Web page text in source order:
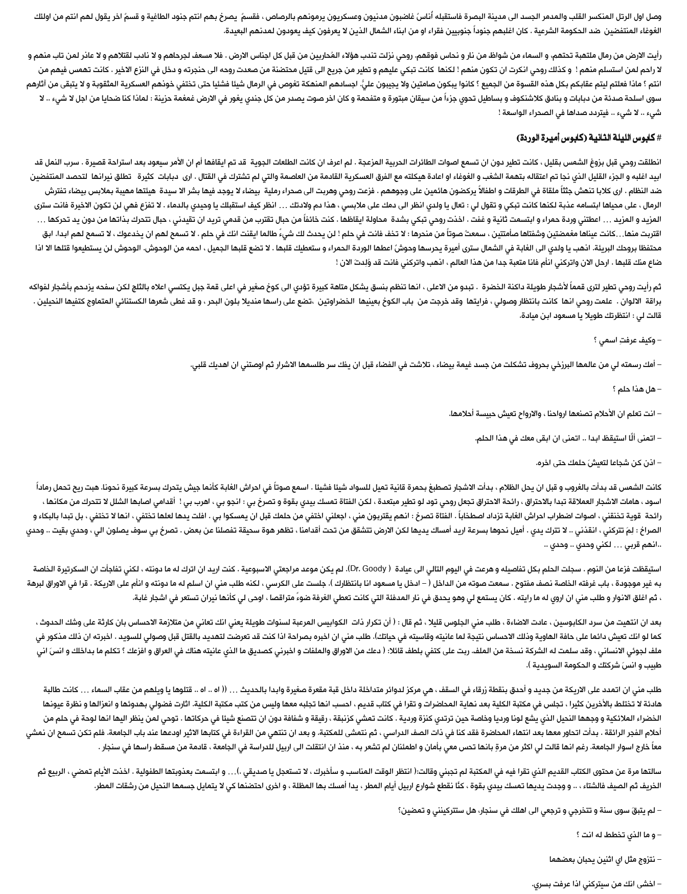
وصل اول الرتل المنكسر القلب والمدمر الجسد الى مدينة البصرة فاستقبله أُناسٌ غاضبون مدنيون وعسكريون يرمونهم بالرصاص ، فقسمٌ يصرخ بهم انتم جنود الطاغية و قسمٌ اخر يقول لهم انتم من اولئك
الغوغاء المنتفضين ضد الحكومة الشرعية . كان اغلبهم جنوداً جنوبيين فقراء او من ابناء الشمال الذين لا يعرفون كيف يعودون لمدنهم البعيدة.
رأيت الارض من رمال ملتهبة تحتهم، و السماء من شواظ من نار و نحاس فوقهم. روحي نزلت تندب هؤلاء المُحاربين من قبل كل اجناس الارض . فلا مسعف لجرحاهم و لا نادب لقتلاهم و لا عاذر لمن تاب منهم و
لا راحم لمن استسلم منهم ! و كذلك روحي انكرت ان تكون منهم ! لكنها كانت تبكي عليهم و تطير من جريح الى قتيل محتضنة من صعدت روحه الى حنجرته و دخل في النزع الاخير . كانت تهمس فيهم من
انتم ؟ ماذا فعلتم ليتم عقابكم بكل هذه القسوة من الجميع ؟ كانوا يبكون صامتين ولا يجيبون عليّ. اجسادهم المنهكة تغوص في الرمال شيئا فشئياً حتى تختفي خوذهم العسكرية المثقوبة و لا يتبقى من آثارهم
سوى اسلحة صدئة من دبابات و بنادق كلاشنكوف و بساطيل تحوي جزءاً من سيقان مبتورة و متفحمة و كان اخر صوت يصدر من كل جندي يغور في الارض غمغمة حزينة : لماذا كنا ضحايا من اجل لا شيء .. لا
شيء .. لا شيء .. فيتردد صداها في الصحراء الواسعة !
كابوس الليلة الثانية (كابوس أميرة الوردة)#
انطلقت روحي قبل بزوغ الشمس بقليل ، كانت تطير دون ان تسمع اصوات الطائرات الحربية المزعجة . لم اعرف ان كانت الطلعات الجوية قد تم ايقافها أم ان الأمر سيعود بعد استراحة قصيرة . سرب النمل قد
ابيد اغلبه و الجزء القليل الذي نجا تم اعتقاله بتهمة الشغب و الغوغاء او اعادة هيكلته مع الفرق العسكرية القادمة من العاصمة والتي لم تشترك في القتال . ارى دبابات كثيرة تطلق نيرانها لتحصد المنتفضين
ضد النظام . ارى كلابا تنهش جثثاً ملقاة في الطرقات و اطفالاً يركضون هائمين على وجوههم . فزعت روحي وهربت الى صحراء رملية بيضاء لا يوجد فيها بشر الا سيدة هيئتها مهيبة بملابس بيضاء تفترش
الرمال ، على محياها ابتسامه عذبة لكنها كانت تبكي و تقول لي : تعال يا ولدي انظر الى دمك على ملابسي ، هذا دم ولادتك … انظر كيف استقبلك يا وحيدي بالدماء . لا تفزع فهي لن تكون الاخيرة فانت سترى
المزيد و المزيد … اعطتني وردة حمراء و ابتسمت ثانية و غفت . اخذت روحي تبكي بشدة محاولة ايقاظها . كنت خائفاً من حبال تقترب من قدمي تريد ان تقيدني ، حبال تتحرك بذاتها من دون يد تحركها …
اقتربت منها…كانت عيناها مغمضتين وشفتاها صأمتتين ، سمعتُ صوتاً من منحرها : لا تخف فانت في حلم ! لن يحدث لك شيءٌ طالما ايقنت انك في حلم . لا تسمح لهم ان يخدعوك ، لا تسمح لهم ابدا. ابق
محتفظا بروحك البريئة. اذهب يا ولدي الى الغابة في الشمال سترى أميرة يحرسها وحوشٌ اعطها الوردة الحمراء و ستعطيك قلبها . لا تضع قلبها الجميل ، احمه من الوحوش. الوحوش لن يستطيعوا قتلها الا اذا
ضاع منك قلبها . ارحل الان واتركني انأم فانا متعبة جدا من هذا العالم ، اذهب واتركني فانت قد وُلِدتَ الان !
ثم رأيت روحي تطير لترى قمماً لأشجارٍ طويلة داكنة الخضرة . تبدو من الاعلى ، انها تنظم بنسق يشكل متاهة كبيرة تؤدي الى كوخ صغير في اعلى قمة جبل يكتسي اعلاه بالثلج لكن سفحه يزدحم بأشجار لفواكه
براقة الالوان . علمت روحي انها كانت بانتظار وصولي ، فرايتها وقد خرجت من باب الكوخ بعينيها الخضراوتين ،تضع على راسها منديلا بلون البحر ، و قد غطى شعرها الكستنائي المتماوج كتفيها النحيلين .
قالت لي : انتظرتك طويلا يا مسعود ابن ميادة.
– وكيف عرفتِ اسمي ؟
– أمك رسمته لي من عالمها البرزخي بحروف تشكلت من جسد غيمة بيضاء ، تلاشت في الفضاء قبل ان يفك سر طلسمها الاشرار ثم اوصتني ان اهديك قلبي.
– هل هذا حلم ؟
– انت تعلم ان الأحلام تصنعها ارواحنا ، والارواح تعيش حبيسة أحلامها.
– اتمنى ألّا استيقظ ابدا .. اتمنى ان ابقى معكِ في هذا الحلم.
– اذن كن شجاعا لتعيشَ حلمك حتى اخره.
كانت الشمس قد بدأت بالغروب و قبل ان يحل الظلام ، بدأت الاشجار تصطبغ بحمرة قانية تميل للسواد شيئا فشيئا . اسمع صوتاً في احراش الغابة كأنما جيش يتحرك بسرعة كبيرة نحونا. هبت ريح تحمل رماداً
اسود ، هامات الاشجار العملاقة تبدا بالاحتراق ، رائحة الاحتراق تجعل روحي تود لو تطير مبتعدة ، لكن الفتاة تمسك بيدي بقوة و تصرخ بي : انجو بي ، اهرب بي ! أقدامي اصابها الشلل لا تتحرك من مكانها ،
رائحة قوية تخنقني ، اصوات اضطراب احراش الغابة تزداد اصطخاباً . الفتاة تصرخ : انهم يقتربون مني ، اجعلني اختفي من حلمك قبل ان يمسكوا بي . افلت يدها لعلها تختفي ، انها لا تختفي ، بل تبدا بالبكاء و
الصراخ : لِمَ تتركني ، انقذني .. لا تترك يدي . أميل نحوها بسرعة اريد أمساك يديها لكن الارض تتشقق من تحت أقدامنا ، تظهر هوة سحيقة تفصلنا عن بعض . تصرخ بي سوف يصلون الي ، وحدي بقيت .. وحدي
..انهم قربي … لكني وحدي .. وحدي ..
استيقظت فزعا من النوم . سجلت الحلم بكل تفاصيله و هرعت في اليوم التالي الى عيادة ( Dr. Goody). لم يكن موعد مراجعتي الاسبوعية . كنت اريد ان اترك له ما دونته ، لكني تفاجأت ان السكرتيرة الخاصة
به غير موجودة ، باب غرفته الخاصة نصف مفتوح . سمعت صوته من الداخل ( – ادخل يا مسعود انا بانتظارك ). جلست على الكرسي ، لكنه طلب مني ان اسلم له ما دونته و انأم على الاريكة . قرا في الاوراق لبرهة
، ثم اغلق الانوار و طلب مني ان اروي له ما رايته . كان يستمع لي وهو يحدق في نار المدفئة التي كانت تعطي الغرفة ضوءً متراقصا ، اوحى لي كأنها نيران تستعر في اشجار غابة.
بعد ان انتهيت من سرد الكابوسين ، عادت الاضاءة ، طلب مني الجلوس قليلا ، ثم قال : ( أن تكرار ذات الكوابيس المرعبة لسنوات طويلة يعني انك تعاني من متلازمة الاحساس بان كارثة على وشك الحدوث ،
كما لو انك تعيش دائما على حافة الهاوية وذلك الاحساس نتيجة لما عانيته وقاسيته في حياتك). طلب مني ان اخبره بصراحة اذا كنت قد تعرضت لتهديد بالقتل قبل وصولي للسويد . اخبرته ان ذلك مذكور في
ملف لجوئي الانساني ، وقد سلمت له الشركة نسخة من الملف. ربت على كتفي بلطف قائلا: ( دعك من الاوراق والملفات و اخبرني كصديق ما الذي عانيته هناك في العراق و افزعك ؟ تكلم ما بداخلك و انسَ اني
طبيب و انسَ شركتك و الحكومة السويدية ).
طلب مني ان اتمدد على الاريكة من جديد و أحدق بنقطة زرقاء في السقف ، هي مركز لدوائر متداخلة داخل قبة مقعرة صغيرة وابدا بالحديث … (( اه .. اه .. قتلوها يا ويلهم من عقاب السماء … كانت طالبة
هادئة لا تختلط بالأخرين كثيرا ، تجلس في مكتبة الكلية بعد نهاية المحاضرات و تقرا في كتاب قديم ، احسب انها تجلبه معها وليس من كتب مكتبة الكلية. اثارت فضولي بهدوئها و انعزالها و نظرة عيونها
الخضراء الملائكية و وجهها النحيل الذي يشع لونا ورديا وخاصة حين ترتدي كنزة وردية . كانت تمشي كزنبقة ، رقيقة و شفافة دون ان تتصنع شيئا في حركاتها . توحي لمن ينظر اليها انها لوحة في حلم من
أحلام الفجر الرائقة . بدأت اتحاور معها بعد انتهاء المحاضرة فقد كنا في ذات الصف الدراسي ، ثم نتمشى للمكتبة. و بعد ان تنتهي من القراءة في كتابها الاثير اودعها عند باب الجامعة. فلم تكن تسمح ان نمشي
معاً خارج اسوار الجامعة. رغم انها قالت لي اكثر من مرةٍ بانها تحس معي بأمان و اطمئنان لم تشعر به ، منذ ان انتقلت الى اربيل للدراسة في الجامعة ، قادمة من مسقط راسها في سنجار .
سالتها مرة عن محتوى الكتاب القديم الذي تقرا فيه في المكتبة لم تجبني وقالت:( انتظر الوقت المناسب و سأخبرك ، لا تستعجل يا صديقي .)… و ابتسمت بعذوبتها الطفولية . اخذت الأيام تمضي ، الربيع ثم
الخريف ثم الصيف فالشتاء ، .. و وجدت يديها تمسك بيدي بقوة ، كنّا نقطع شوارع اربيل أيام المطر ، يداً أمسك بها المظلة ، و اخرى احتضنها كي لا يتمايل جسمها النحيل من رشقات المطر.
– لم يتبقَ سوى سنة و تتخرجي و ترجعي الى اهلك في سنجار، هل ستتركينني و تمضين؟
– و ما الذي تخطط له انت ؟
– نتزوج مثل اي اثنين يحبان بعضهما
– اخشى انك من سيتركني اذا عرفت بسري.